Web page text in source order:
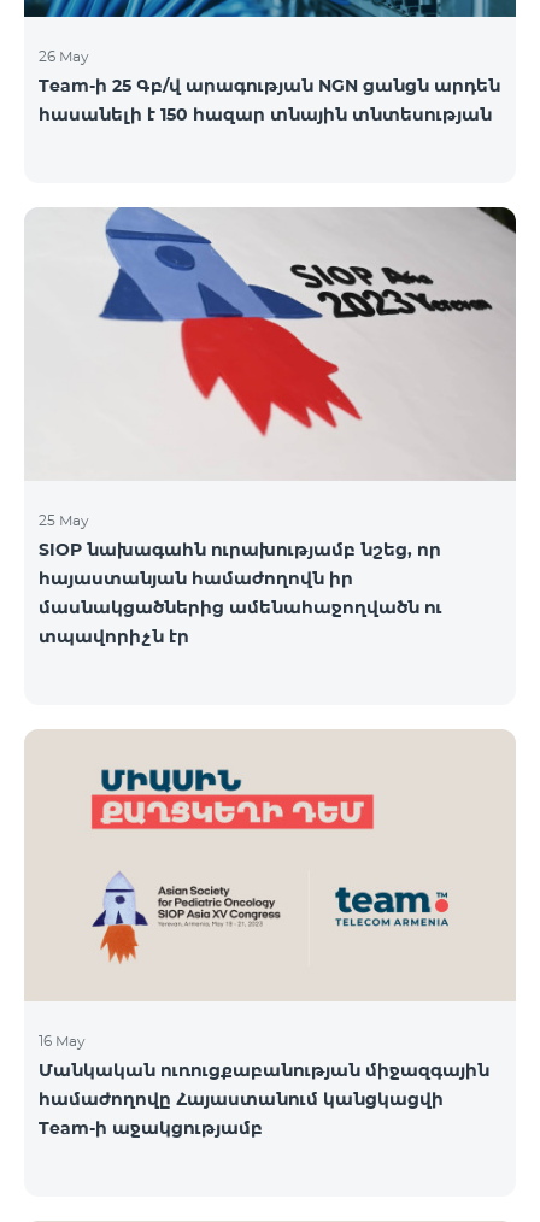
26 May
Team-ի 25 Գբ/վ արագության NGN ցանցն արդեն
հասանելի է 150 հազար տնային տնտեսության
25 May
SIOP նախագահն ուրախությամբ նշեց, որ
հայաստանյան համաժողովն իր
մասնակցածներից ամենահաջողվածն ու
տպավորիչն էր
16 May
Մանկական ուռուցքաբանության միջազգային
համաժողովը Հայաստանում կանցկացվի
Team-ի աջակցությամբ